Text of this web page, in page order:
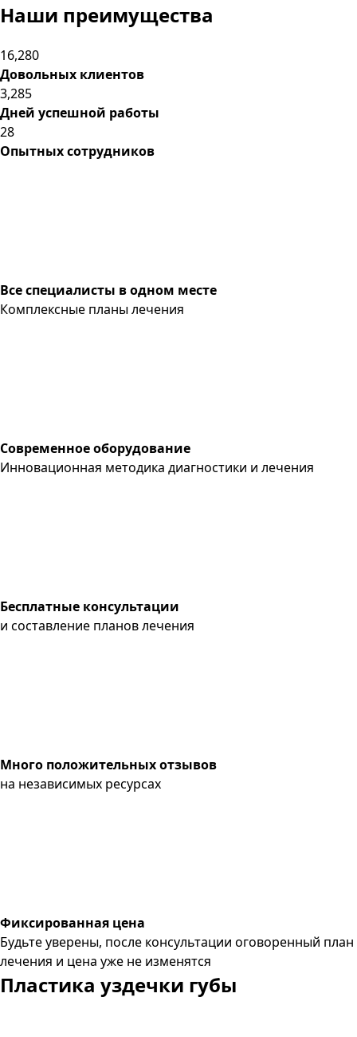
Наши преимущества
16,280
Довольных клиентов
3,285
Дней успешной работы
28
Опытных сотрудников
Все специалисты в одном месте
Комплексные планы лечения
Современное оборудование
Инновационная методика диагностики и лечения
Бесплатные консультации
и составление планов лечения
Много положительных отзывов
на независимых ресурсах
Фиксированная цена
Будьте уверены, после консультации оговоренный план
лечения и цена уже не изменятся
Пластика уздечки губы